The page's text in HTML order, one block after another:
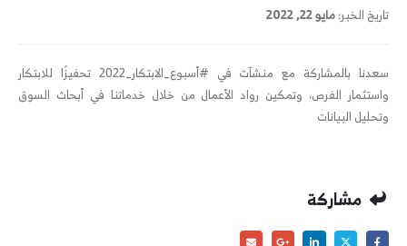
تاريخ الخبر:مايو 22, 2022
سعدنا بالمشاركة مع منشآت في #أسبوع_الابتكار_2022 تحفيزًا للابتكار
واستثمار الفرص، وتمكين رواد الأعمال من خلال خدماتنا في أبحاث السوق
وتحليل البيانات
مشاركة